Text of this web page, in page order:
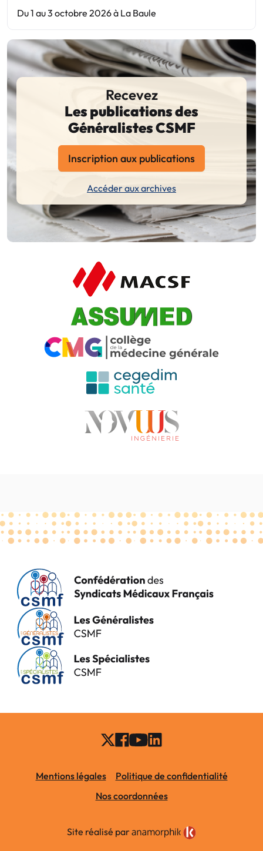
Du 1 au 3 octobre 2026 à La Baule
Recevez
Les publications des
Généralistes CSMF
Inscription aux publications
Accéder aux archives
Mentions légales
Politique de confidentialité
Nos coordonnées
Site réalisé par